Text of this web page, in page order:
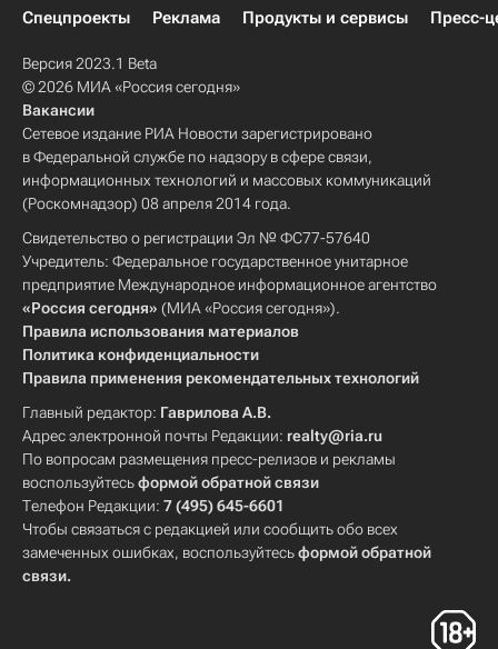
Спецпроекты
Реклама Продукты и сервисы Пресс-
Версия 2023.1 Beta
© 2026 МИА «Россия сегодня»
Вакансии
Сетевое издание РИА Новости зарегистрировано
в Федеральной службе по надзору в сфере связи,
информационных технологий и массовых коммуникаций
(Роскомнадзор) 08 апреля 2014 года.
Свидетельство о регистрации Эл № ФС77-57640
Учредитель: Федеральное государственное унитарное
предприятие Международное информационное агентство
«Россия сегодня» (МИА «Россия сегодня»).
Правила использования материалов
Политика конфиденциальности
Правила применения рекомендательных технологий
Главный редактор: Гаврилова А.В.
Адрес электронной почты Редакции: realty@ria.ru
По вопросам размещения пресс-релизов и рекламы
воспользуйтесьформой обратной связи
Телефон Редакции: 7 (495) 645-6601
Чтобы связаться с редакцией или сообщить обо всех
замеченных ошибках, воспользуйтесьформой обратной
связи.